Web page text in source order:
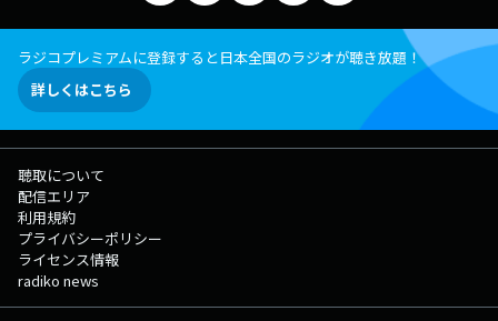
ラジコプレミアムに登録すると日本全国のラジオが聴き放題！
詳しくはこちら
聴取について
配信エリア
利用規約
プライバシーポリシー
ライセンス情報
radiko news